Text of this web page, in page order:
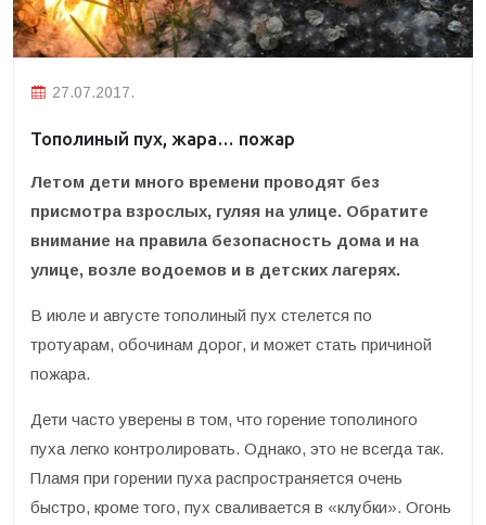
27.07.2017.
Тополиный пух, жара… пожар
Летом дети много времени проводят без
присмотра взрослых, гуляя на улице. Обратите
внимание на правила безопасность дома и на
улице, возле водоемов и в детских лагерях.
В июле и августе тополиный пух стелется по
тротуарам, обочинам дорог, и может стать причиной
пожара.
Дети часто уверены в том, что горение тополиного
пуха легко контролировать. Однако, это не всегда так.
Пламя при горении пуха распространяется очень
быстро, кроме того, пух сваливается в «клубки». Огонь